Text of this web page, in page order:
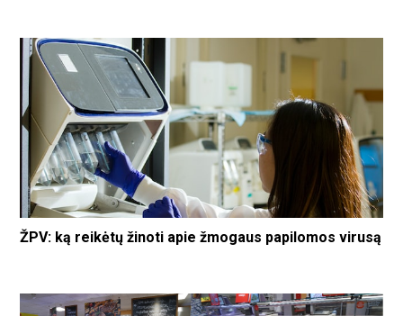
ŽPV: ką reikėtų žinoti apie žmogaus papilomos virusą